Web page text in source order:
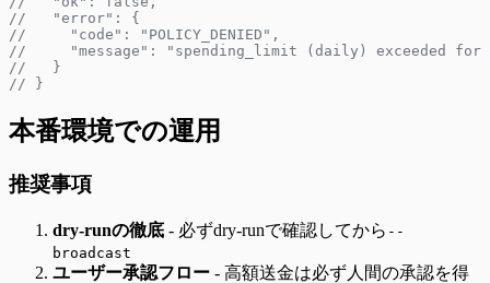
//   "error": {
//     "code": "POLICY_DENIED",
//     "message": "spending_limit (daily) exceeded for
//   }
// }
本番環境での運用
推奨事項
dry-runの徹底 - 必ずdry-runで確認してから --
broadcast
ユーザー承認フロー - 高額送金は必ず人間の承認を得